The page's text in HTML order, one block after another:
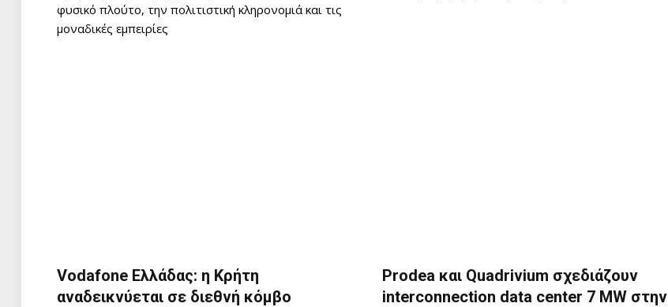
φυσικό πλούτο, την πολιτιστική κληρονομιά και τις
μοναδικές εμπειρίες
Vodafone Ελλάδας: η Κρήτη
αναδεικνύεται σε διεθνή κόμβο
Prodea και Quadrivium σχεδιάζουν
interconnection data center 7 MW στην